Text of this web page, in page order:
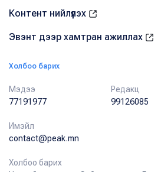
Контент нийлүүлэх
Эвэнт дээр хамтран ажиллах
Холбоо барих
Мэдээ
77191977
Редакц
99126085
Имэйл
contact@peak.mn
Холбоо барих